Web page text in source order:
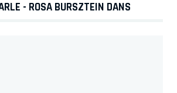
- ROSA BURSZTEIN DANS